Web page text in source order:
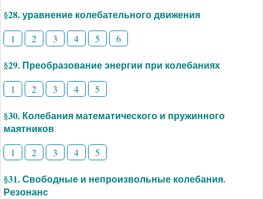
§28. уравнение колебательного движения
1 2 3 4 5 6
§29. Преобразование энергии при колебаниях
1 2 3 4 5
§30. Колебания математического и пружинного
маятников
1 2 3 4 5
§31. Свободные и непроизвольные колебания.
Резонанс